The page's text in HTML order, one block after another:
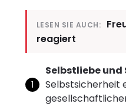
LESEN SIE AUCH:
reagiert
Selbstliebe
Selbstsicherheit